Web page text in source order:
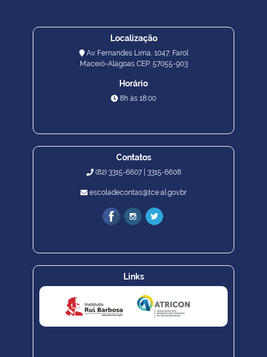
Localização
Av. Fernandes Lima, 1047, Farol
Maceió-Alagoas CEP: 57055-903
Horário
8h às 18:00
Contatos
(82) 3315-6607 | 3315-6608
escoladecontas@tce.al.gov.br
Links